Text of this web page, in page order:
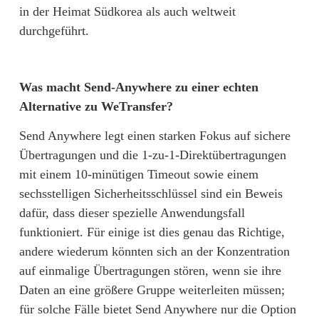
in der Heimat Südkorea als auch weltweit
durchgeführt.
Was macht Send-Anywhere zu einer echten
Alternative zu WeTransfer?
Send Anywhere legt einen starken Fokus auf sichere
Übertragungen und die 1-zu-1-Direktübertragungen
mit einem 10-minütigen Timeout sowie einem
sechsstelligen Sicherheitsschlüssel sind ein Beweis
dafür, dass dieser spezielle Anwendungsfall
funktioniert. Für einige ist dies genau das Richtige,
andere wiederum könnten sich an der Konzentration
auf einmalige Übertragungen stören, wenn sie ihre
Daten an eine größere Gruppe weiterleiten müssen;
für solche Fälle bietet Send Anywhere nur die Option